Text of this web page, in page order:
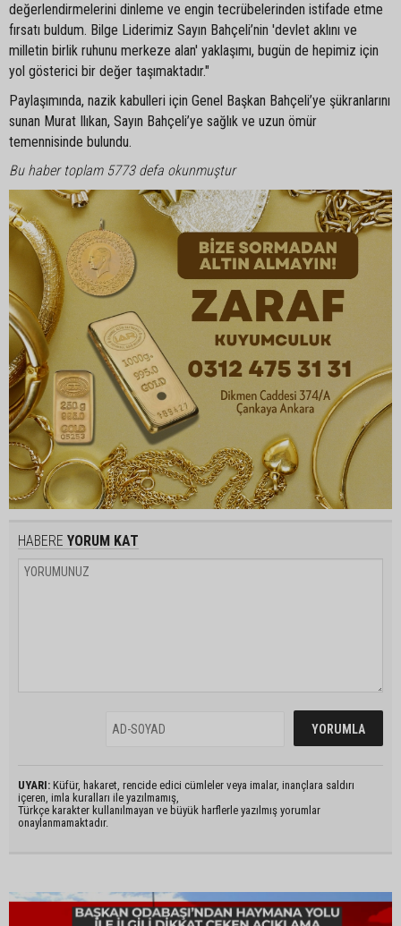
değerlendirmelerini dinleme ve engin tecrübelerinden istifade etme
fırsatı buldum. Bilge Liderimiz Sayın Bahçeli’nin 'devlet aklını ve
milletin birlik ruhunu merkeze alan' yaklaşımı, bugün de hepimiz için
yol gösterici bir değer taşımaktadır."
Paylaşımında, nazik kabulleri için Genel Başkan Bahçeli’ye şükranlarını
sunan Murat Ilıkan, Sayın Bahçeli’ye sağlık ve uzun ömür
temennisinde bulundu.
Bu haber toplam 5773 defa okunmuştur
HABERE YORUM KAT
UYARI: Küfür, hakaret, rencide edici cümleler veya imalar, inançlara saldırı
içeren, imla kuralları ile yazılmamış,
Türkçe karakter kullanılmayan ve büyük harflerle yazılmış yorumlar
onaylanmamaktadır.